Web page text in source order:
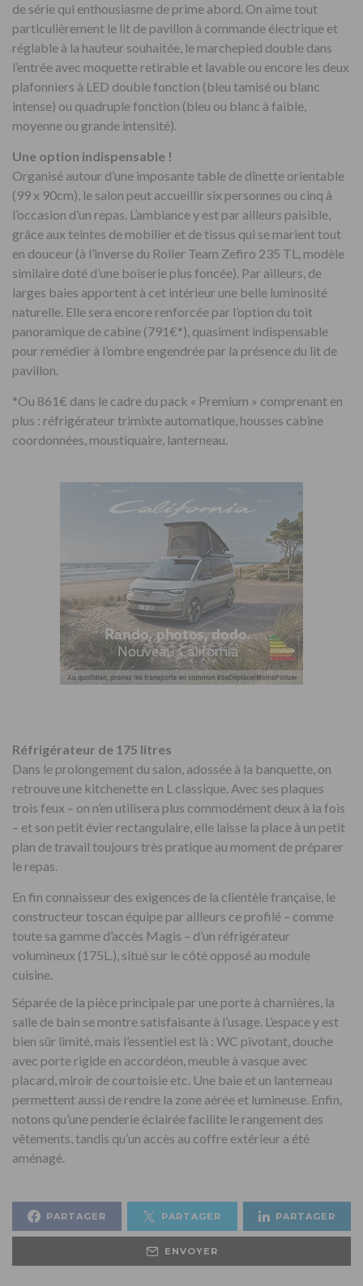
de série qui enthousiasme de prime abord. On aime tout
particulièrement le lit de pavillon à commande électrique et
réglable à la hauteur souhaitée, le marchepied double dans
l’entrée avec moquette retirable et lavable ou encore les deux
plafonniers à LED double fonction (bleu tamisé ou blanc
intense) ou quadruple fonction (bleu ou blanc à faible,
moyenne ou grande intensité).
Une option indispensable !
Organisé autour d’une imposante table de dînette orientable
(99 x 90cm), le salon peut accueillir six personnes ou cinq à
l’occasion d’un repas. L’ambiance y est par ailleurs paisible,
grâce aux teintes de mobilier et de tissus qui se marient tout
en douceur (à l’inverse du Roller Team Zefiro 235 TL, modèle
similaire doté d’une boiserie plus foncée). Par ailleurs, de
larges baies apportent à cet intérieur une belle luminosité
naturelle. Elle sera encore renforcée par l’option du toit
panoramique de cabine (791€*), quasiment indispensable
pour remédier à l’ombre engendrée par la présence du lit de
pavillon.
*Ou 861€ dans le cadre du pack « Premium » comprenant en
plus : réfrigérateur trimixte automatique, housses cabine
coordonnées, moustiquaire, lanterneau.
Réfrigérateur de 175 litres
Dans le prolongement du salon, adossée à la banquette, on
retrouve une kitchenette en L classique. Avec ses plaques
trois feux – on n’en utilisera plus commodément deux à la fois
– et son petit évier rectangulaire, elle laisse la place à un petit
plan de travail toujours très pratique au moment de préparer
le repas.
En fin connaisseur des exigences de la clientèle française, le
constructeur toscan équipe par ailleurs ce profilé – comme
toute sa gamme d’accès Magis – d’un réfrigérateur
volumineux (175L.), situé sur le côté opposé au module
cuisine.
Séparée de la pièce principale par une porte à charnières, la
salle de bain se montre satisfaisante à l’usage. L’espace y est
bien sûr limité, mais l’essentiel est là : WC pivotant, douche
avec porte rigide en accordéon, meuble à vasque avec
placard, miroir de courtoisie etc. Une baie et un lanterneau
permettent aussi de rendre la zone aérée et lumineuse. Enfin,
notons qu’une penderie éclairée facilite le rangement des
vêtements, tandis qu’un accès au coffre extérieur a été
aménagé.
PARTAGER PARTAGER PARTAGER
ENVOYER